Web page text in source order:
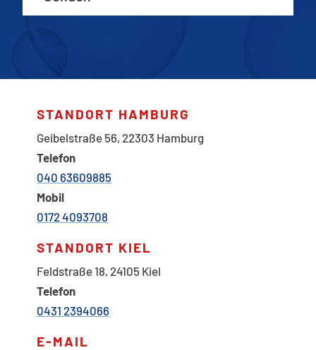
STANDORT HAMBURG
Geibelstraße 56, 22303 Hamburg
Telefon
040 63609885
Mobil
0172 4093708
STANDORT KIEL
Feldstraße 18, 24105 Kiel
Telefon
0431 2394066
E-MAIL